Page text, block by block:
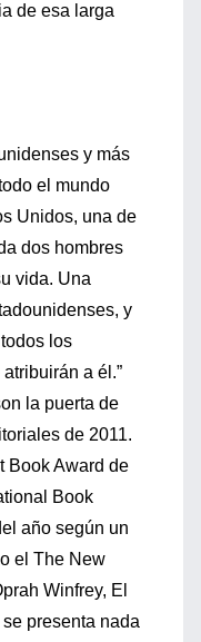
de esa larga
y más
el mundo
Unidos, una de
dos hombres
vida. Una
y
los
a él.”
la puerta de
de 2011.
Book Award de
Book
año según un
el The New
Winfrey, El
presenta nada